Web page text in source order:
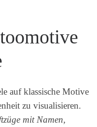
auf klassische Motive
zu visualisieren.
mit Namen,